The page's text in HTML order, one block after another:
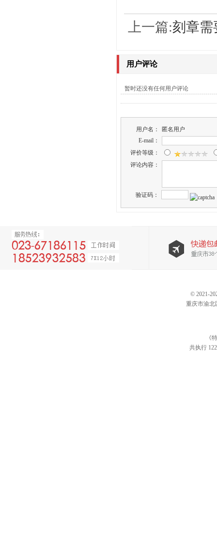
上一篇:刻章需
用户评论
暂时还没有任何用户评论
用户名：
匿名用户
E-mail：
评价等级：
评论内容：
验证码：
© 2021-
重庆市渝北
《
共执行